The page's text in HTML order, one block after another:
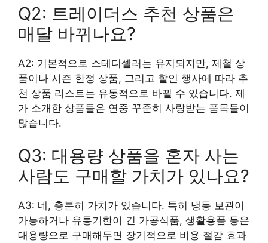
Q2: 트레이더스 추천 상품은
매달 바뀌나요?
A2: 기본적으로 스테디셀러는 유지되지만, 제철 상
품이나 시즌 한정 상품, 그리고 할인 행사에 따라 추
천 상품 리스트는 유동적으로 바뀔 수 있습니다. 제
가 소개한 상품들은 연중 꾸준히 사랑받는 품목들이
많습니다.
Q3: 대용량 상품을 혼자 사는
사람도 구매할 가치가 있나요?
A3: 네, 충분히 가치가 있습니다. 특히 냉동 보관이
가능하거나 유통기한이 긴 가공식품, 생활용품 등은
대용량으로 구매해두면 장기적으로 비용 절감 효과